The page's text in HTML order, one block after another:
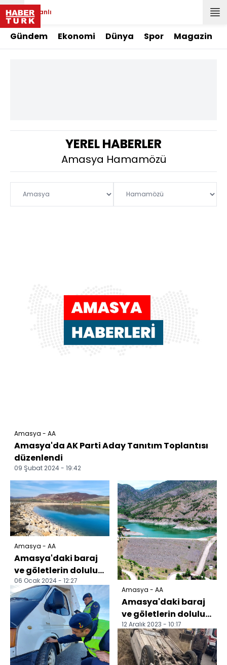
Canlı
Gündem Ekonomi Dünya Spor Magazin
YEREL HABERLER
Amasya Hamamözü
Amasya - AA
Amasya'da AK Parti Aday Tanıtım Toplantısı
düzenlendi
09 Şubat 2024 - 19:42
Amasya - AA
Amasya'daki baraj
ve göletlerin doluluk
oranları yüzde 42'ye
ulaştı
06 Ocak 2024 - 12:27
Amasya - AA
Amasya'daki baraj
ve göletlerin doluluk
oranları yüzde 40'a
ulaştı
12 Aralık 2023 - 10:17